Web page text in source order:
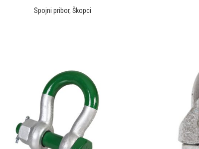
Spojni pribor, Škopci